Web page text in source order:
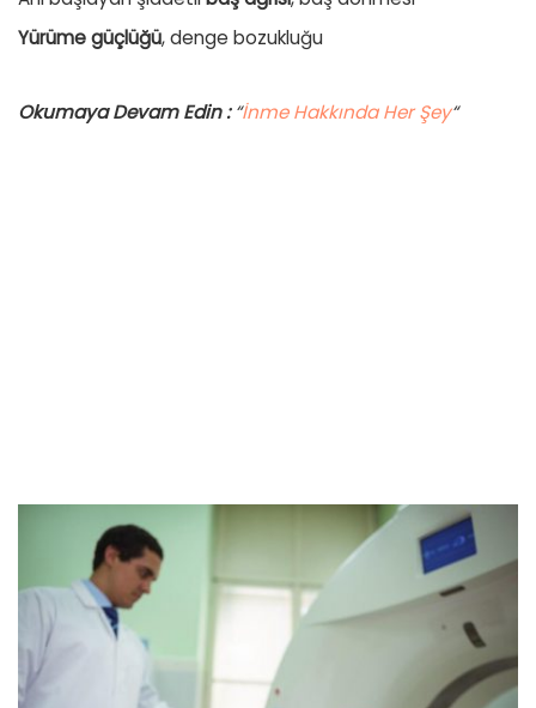
Yürüme güçlüğü, denge bozukluğu
Okumaya Devam Edin :“İnme Hakkında Her Şey“